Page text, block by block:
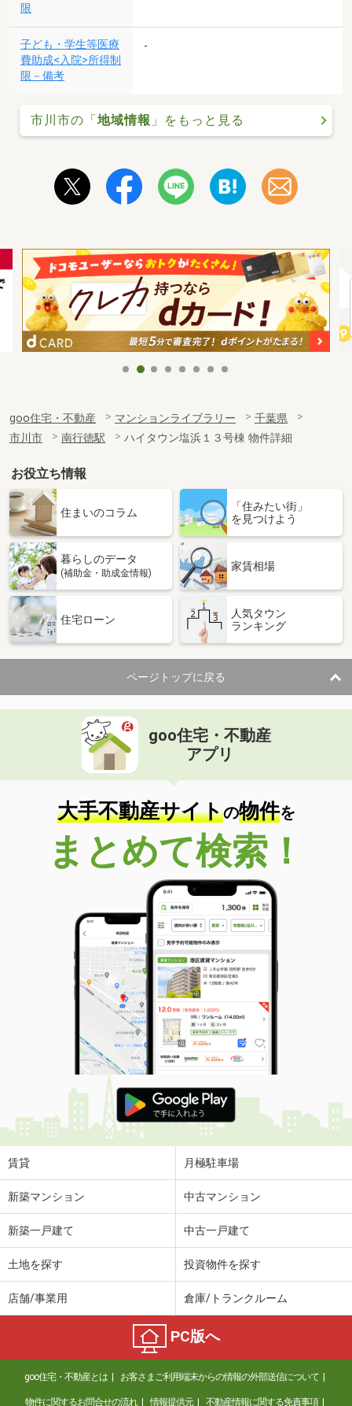
限
子ども・学生等医療
費助成<入院>所得制
限－備考
-
市川市の「 地域情報 」をもっと見る
goo住宅・不動産 マンションライブラリー
千葉県
市川市
南行徳駅 ハイタウン塩浜１３号棟 物件詳細
お役立ち情報
住まいのコラム
「住みたい街」
を見つけよう
暮らしのデータ
(補助金・助成金情報)
家賃相場
住宅ローン
人気タウン
ランキング
ページトップに戻る
goo住宅・不動産
アプリ
大手不動産サイトの物件を
まとめて検索！
賃貸 月極駐車場
新築マンション 中古マンション
新築一戸建て 中古一戸建て
土地を探す 投資物件を探す
店舗/事業用 倉庫/トランクルーム
PC版へ
goo住宅・不動産とは お客さまご利用端末からの情報の外部送信について
物件に関するお問合せの流れ 情報提供元 不動産情報に関する免責事項